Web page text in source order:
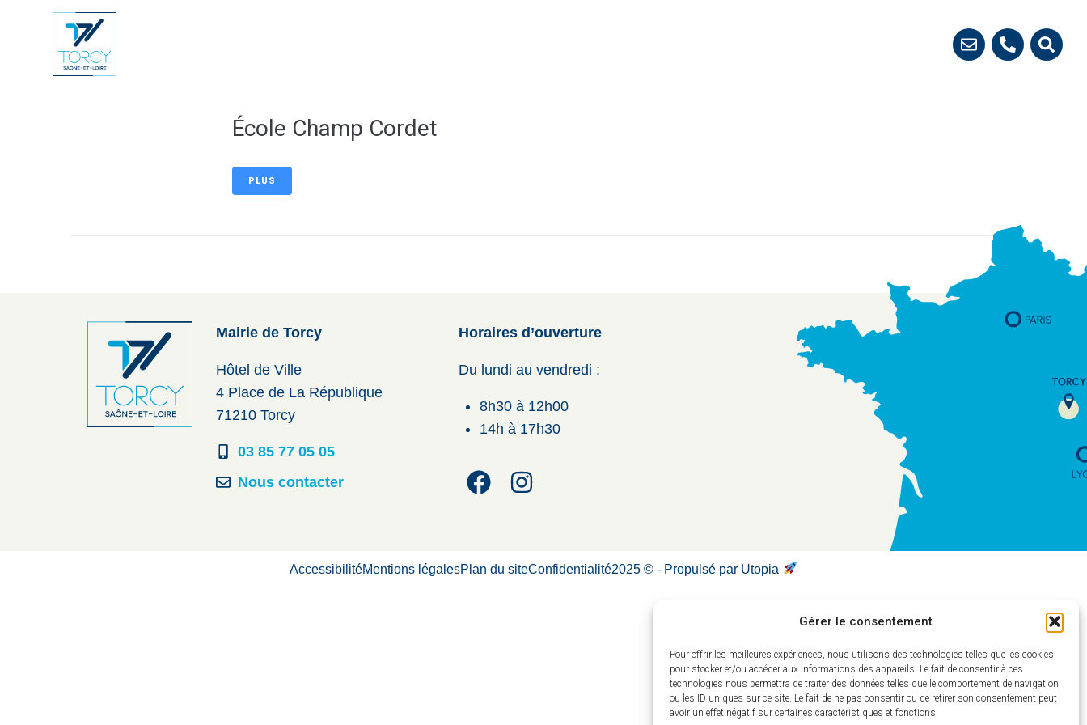
Gérer le consentement
Pour offrir les meilleures expériences, nous utilisons des technologies telles que les cookies
pour stocker et/ou accéder aux informations des appareils. Le fait de consentir à ces
technologies nous permettra de traiter des données telles que le comportement de navigation
ou les ID uniques sur ce site. Le fait de ne pas consentir ou de retirer son consentement peut
avoir un effet négatif sur certaines caractéristiques et fonctions.
École Champ Cordet
PLUS
Mairie de Torcy
Hôtel de Ville
4 Place de La République
71210 Torcy
03 85 77 05 05
Nous contacter
Horaires d’ouverture
Du lundi au vendredi :
8h30 à 12h00
14h à 17h30
AccessibilitéMentions légalesPlan du siteConfidentialité2025 © - Propulsé par Utopia